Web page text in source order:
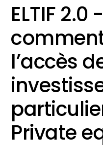
ELTIF 2.0
l’accès
Private